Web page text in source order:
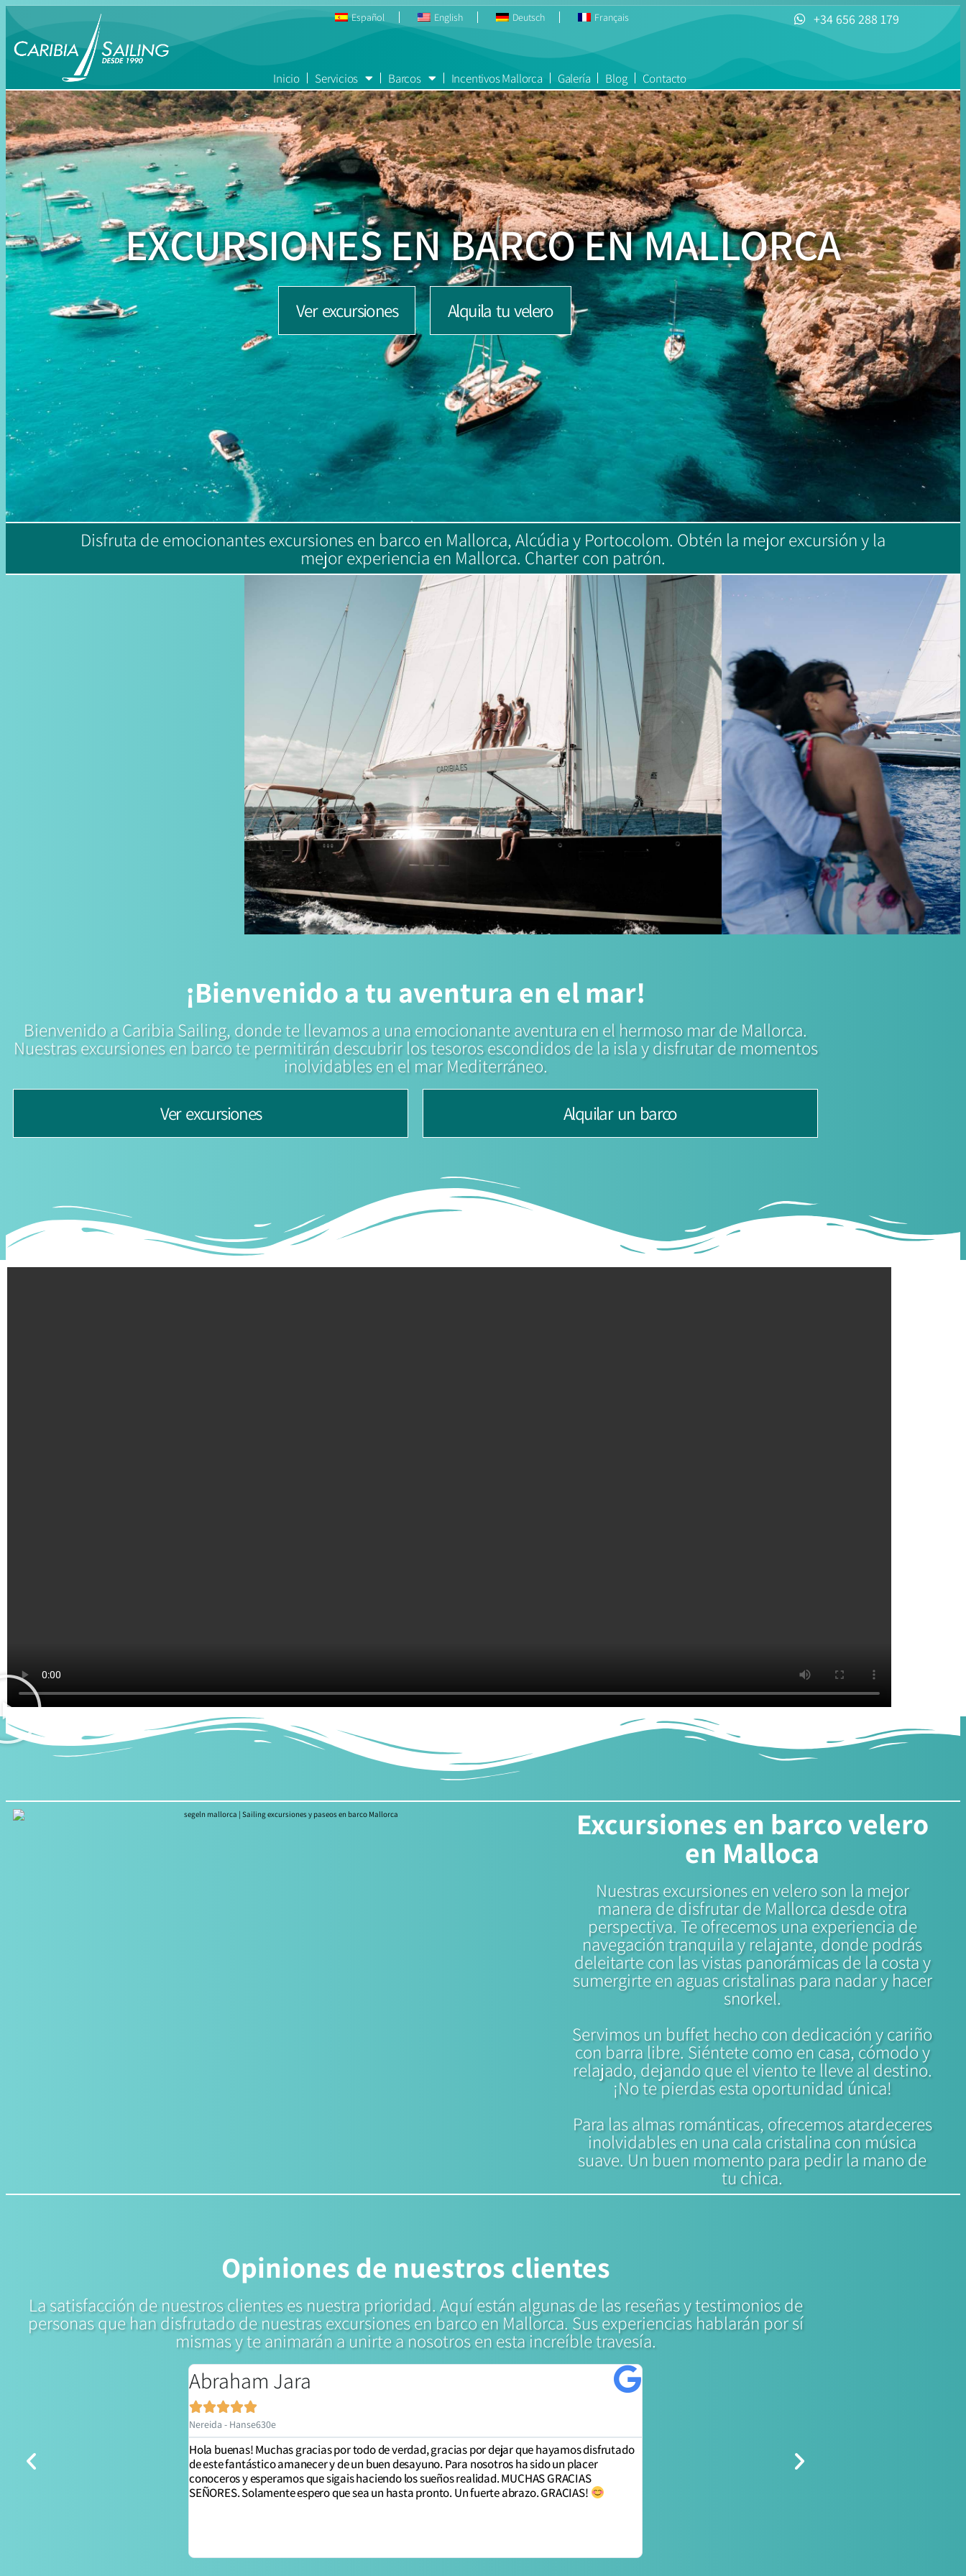
Español English Deutsch Français
Inicio Servicios Barcos Incentivos Mallorca Galería Blog Contacto
+34 656 288 179
EXCURSIONES EN BARCO EN MALLORCA
Ver excursiones Alquila tu velero
Disfruta de emocionantes excursiones en barco en Mallorca, Alcúdia y Portocolom. Obtén la mejor excursión y la
mejor experiencia en Mallorca. Charter con patrón.
¡Bienvenido a tu aventura en el mar!
Bienvenido a Caribia Sailing, donde te llevamos a una emocionante aventura en el hermoso mar de Mallorca.
Nuestras excursiones en barco te permitirán descubrir los tesoros escondidos de la isla y disfrutar de momentos
inolvidables en el mar Mediterráneo.
Ver excursiones
Alquilar un barco
Excursiones en barco velero
en Malloca
Nuestras excursiones en velero son la mejor
manera de disfrutar de Mallorca desde otra
perspectiva. Te ofrecemos una experiencia de
navegación tranquila y relajante, donde podrás
deleitarte con las vistas panorámicas de la costa y
sumergirte en aguas cristalinas para nadar y hacer
snorkel.
Servimos un buffet hecho con dedicación y cariño
con barra libre. Siéntete como en casa, cómodo y
relajado, dejando que el viento te lleve al destino.
¡No te pierdas esta oportunidad única!
Para las almas románticas, ofrecemos atardeceres
inolvidables en una cala cristalina con música
suave. Un buen momento para pedir la mano de
tu chica.
Opiniones de nuestros clientes
La satisfacción de nuestros clientes es nuestra prioridad. Aquí están algunas de las reseñas y testimonios de
personas que han disfrutado de nuestras excursiones en barco en Mallorca. Sus experiencias hablarán por sí
mismas y te animarán a unirte a nosotros en esta increíble travesía.
Abraham Jara

Nereida - Hanse630e
Hola buenas! Muchas gracias por todo de verdad, gracias por dejar que hayamos disfrutado
de este fantástico amanecer y de un buen desayuno. Para nosotros ha sido un placer
conoceros y esperamos que sigais haciendo los sueños realidad. MUCHAS GRACIAS
SEÑORES. Solamente espero que sea un hasta pronto. Un fuerte abrazo. GRACIAS!
¡¡El patrón Juan y Miguel nos dijeron que sería la mejor
Mallorca y eso es exactamente lo que fue!! ¡Fue perfecto e